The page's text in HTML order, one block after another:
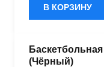
В КОРЗИНУ
(Чёрный)